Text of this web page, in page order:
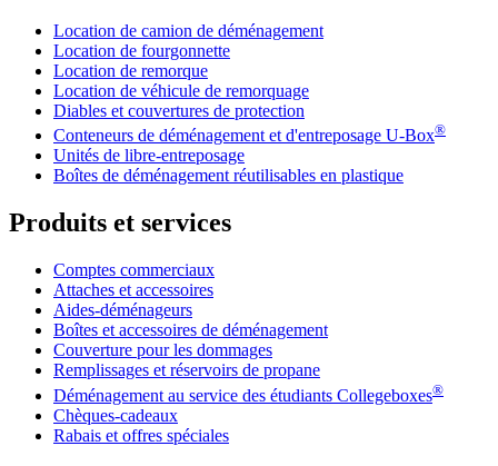
Location de camion de déménagement
Location de fourgonnette
Location de remorque
Location de véhicule de remorquage
Diables et couvertures de protection
Conteneurs de déménagement et d'entreposage U-Box®
Unités de libre-entreposage
Boîtes de déménagement réutilisables en plastique
Produits et services
Comptes commerciaux
Attaches et accessoires
Aides-déménageurs
Boîtes et accessoires de déménagement
Couverture pour les dommages
Remplissages et réservoirs de propane
Déménagement au service des étudiants Collegeboxes®
Chèques-cadeaux
Rabais et offres spéciales